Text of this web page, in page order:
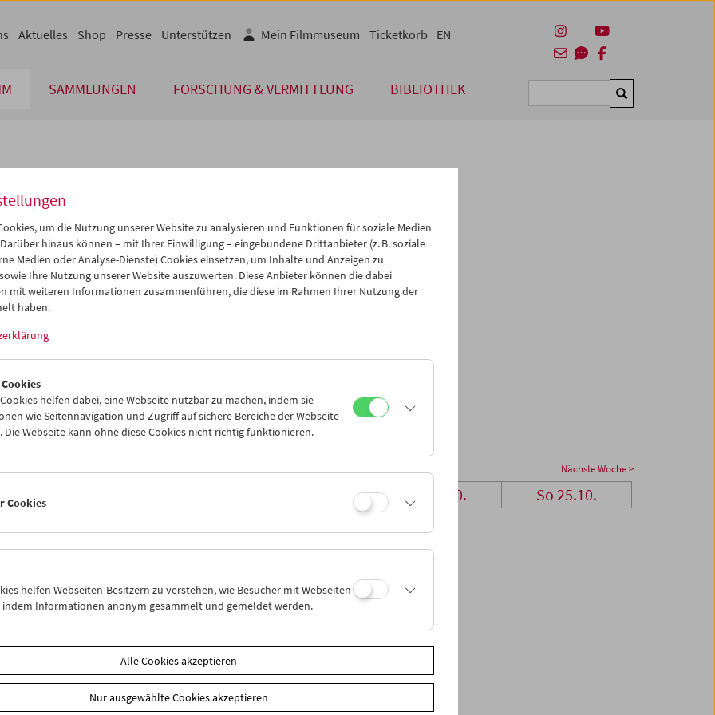
SAMMLUNGEN FORSCHUNG & VERMITTLUNG BIBLIOTHEK Suchen
Aktuelles Shop Presse Unterstützen Mein Filmmuseum Ticketkorb EN
Okt 2015 >>
Mi Do Fr Sa So
30 01 02 03
04
07 08 09 10
11
14 15
21 22
04
iCalender
Programmheft-PDF
English language or subtitles
Nächste Woche >
Mi 21.10. Sa 24.10. So 25.10.
um die Nutzung unserer Website zu analysieren und Funktionen für soziale Medien
hinaus können – mit Ihrer Einwilligung – eingebundene Drittanbieter (z. B. soziale
Medien oder Analyse-Dienste) Cookies einsetzen, um Inhalte und Anzeigen zu
Ihre Nutzung unserer Website auszuwerten. Diese Anbieter können die dabei
mit weiteren Informationen zusammenführen, die diese im Rahmen Ihrer Nutzung der
haben.
helfen dabei, eine Webseite nutzbar zu machen, indem sie
wie Seitennavigation und Zugriff auf sichere Bereiche der Webseite
Die Webseite kann ohne diese Cookies nicht richtig funktionieren.
Cookies
helfen Webseiten-Besitzern zu verstehen, wie Besucher mit Webseiten
indem Informationen anonym gesammelt und gemeldet werden.
Alle Cookies akzeptieren
Nur ausgewählte Cookies akzeptieren